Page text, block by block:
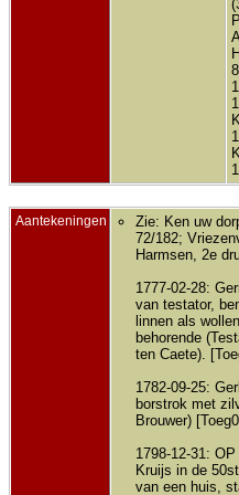
Aantekeningen
Zie: Ken uw
72/182;
Harmsen, 2e
1777-02-28:
van testator,
linnen als
behorende
ten Caete).
1782-09-25:
borstrok met
Brouwer)
1798-12-31:
Kruijs in de
van een huis,